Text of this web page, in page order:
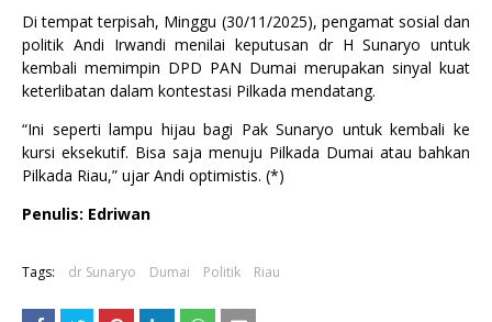
Di tempat terpisah, Minggu (30/11/2025), pengamat sosial dan
politik Andi Irwandi menilai keputusan dr H Sunaryo untuk
kembali memimpin DPD PAN Dumai merupakan sinyal kuat
keterlibatan dalam kontestasi Pilkada mendatang.
“Ini seperti lampu hijau bagi Pak Sunaryo untuk kembali ke
kursi eksekutif. Bisa saja menuju Pilkada Dumai atau bahkan
Pilkada Riau,” ujar Andi optimistis. (*)
Penulis: Edriwan
Tags: dr Sunaryo Dumai Politik Riau